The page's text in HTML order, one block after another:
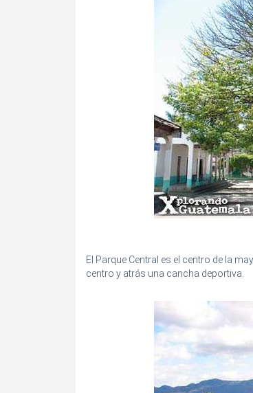
El Parque Central es el centro de la
centro y atrás una cancha deportiva.